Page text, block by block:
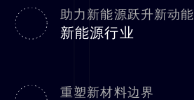
助力新能源跃升新动能
新能源行业
重塑新材料边界